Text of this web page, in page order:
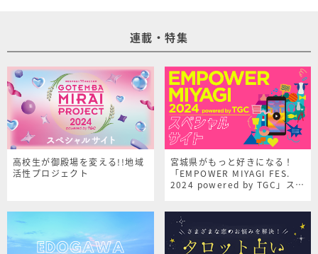
連載・特集
高校生が御殿場を変える!!地域
活性プロジェクト
宮城県がもっと好きになる！
「EMPOWER MIYAGI FES.
2024 powered by TGC」スペ